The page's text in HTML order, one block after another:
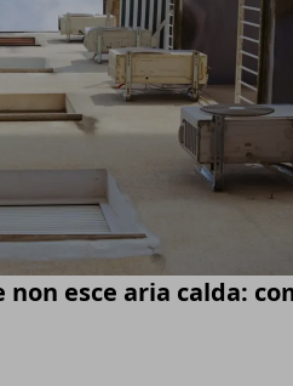
esce aria calda: